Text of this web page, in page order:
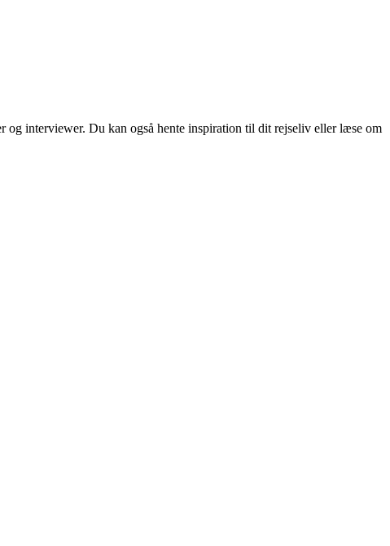
og interviewer. Du kan også hente inspiration til dit rejseliv eller læse om